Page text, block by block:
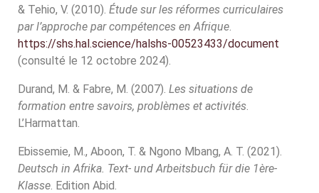
& Tehio, V. (2010). Étude sur les réformes curriculaires
par l’approche par compétences en Afrique.
https://shs.hal.science/halshs-00523433/document
(consulté le 12 octobre 2024).
Durand, M. & Fabre, M. (2007). Les situations de
formation entre savoirs, problèmes et activités.
L’Harmattan.
Ebissemie, M., Aboon, T. & Ngono Mbang, A. T. (2021).
Deutsch in Afrika. Text- und Arbeitsbuch für die 1ère-
Klasse. Edition Abid.